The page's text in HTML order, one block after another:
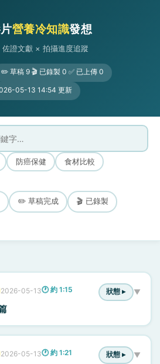
營養冷知識發想
證文獻 × 拍攝進度追蹤
✏️ 草稿 9 🎬 已錄製 0 ✅ 已上傳 0
05-13 14:54 更新
防癌保健 食材比較
✏️ 草稿完成 🎬 已錄製
2026-05-13🕐 約 1:15 狀態 ▸ ▼
2026-05-13🕐 約 1:21 狀態 ▸ ▼